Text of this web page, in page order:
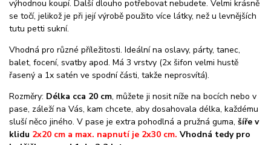
výhodnou koupí. Další dlouho potřebovat nebudete. Velmi krásně
se točí, jelikož je při její výrobě použito více látky, než u levnějších
tutu petti sukní.
Vhodná pro různé příležitosti. Ideální na oslavy, párty, tanec,
balet, focení, svatby apod. Má 3 vrstvy (2x šifon velmi hustě
řasený a 1x satén ve spodní části, takže neprosvítá).
Rozměry: Délka cca 20 cm, můžete ji nosit níže na bocích nebo v
pase, záleží na Vás, kam chcete, aby dosahovala délka, každému
sluší něco jiného. V pase je extra pohodlná a pružná guma, šíře v
klidu 2x20 cm a max. napnutí je 2x30 cm. Vhodná tedy pro